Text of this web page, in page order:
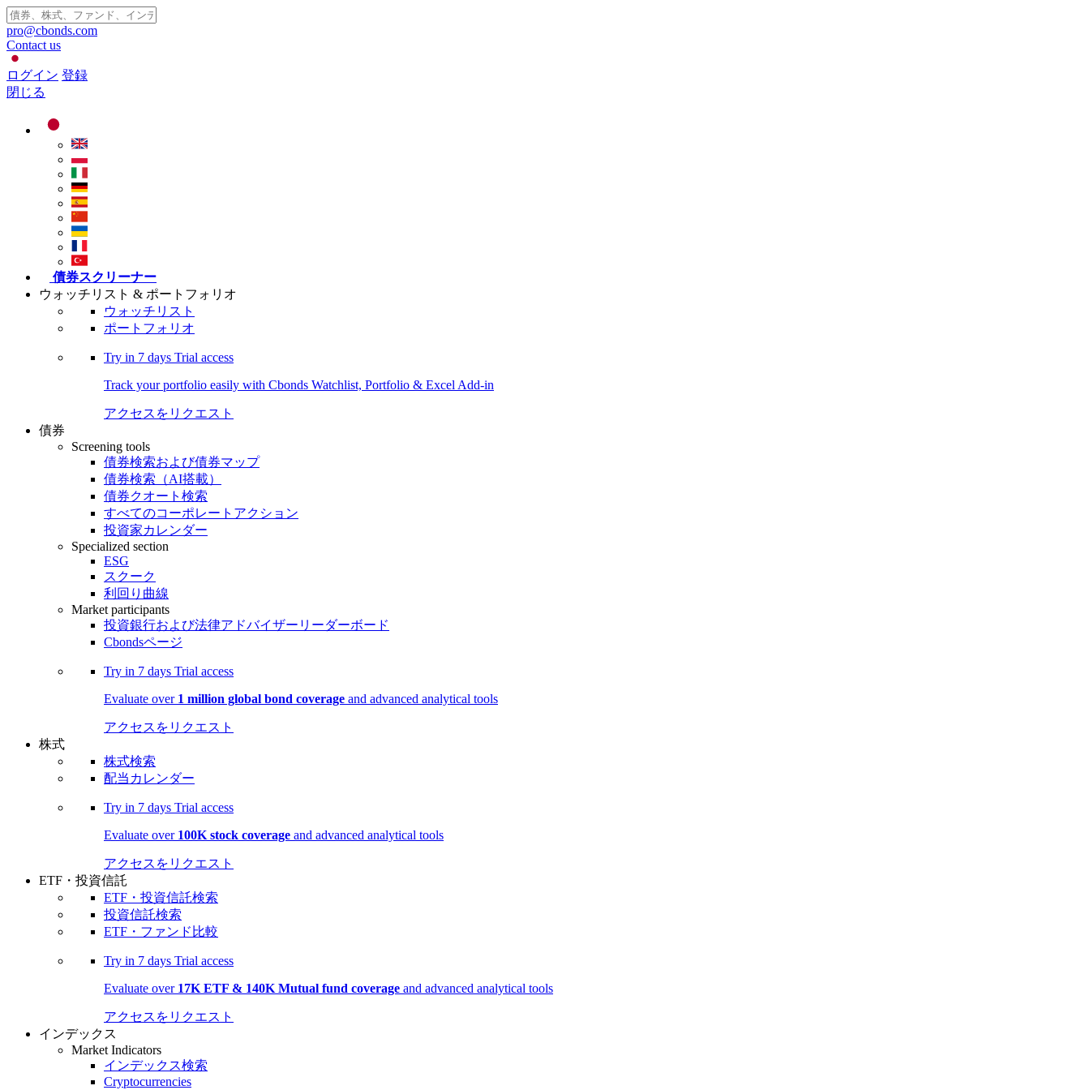
pro@cbonds.com
Contact us
ログイン 登録
閉じる
債券スクリーナー
ウォッチリスト & ポートフォリオ
ウォッチリスト
ポートフォリオ
Try in 7 days Trial access
Track your portfolio easily with Cbonds Watchlist, Portfolio & Excel Add-in
アクセスをリクエスト
債券
Screening tools
債券検索および債券マップ
債券検索（AI搭載）
債券クオート検索
すべてのコーポレートアクション
投資家カレンダー
Specialized section
ESG
スクーク
利回り曲線
Market participants
投資銀行および法律アドバイザーリーダーボード
Cbondsページ
Try in 7 days Trial access
Evaluate over 1 million global bond coverage and advanced analytical tools
アクセスをリクエスト
株式
株式検索
配当カレンダー
Try in 7 days Trial access
Evaluate over 100K stock coverage and advanced analytical tools
アクセスをリクエスト
ETF・投資信託
ETF・投資信託検索
投資信託検索
ETF・ファンド比較
Try in 7 days Trial access
Evaluate over 17K ETF & 140K Mutual fund coverage and advanced analytical tools
アクセスをリクエスト
インデックス
Market Indicators
インデックス検索
Cryptocurrencies